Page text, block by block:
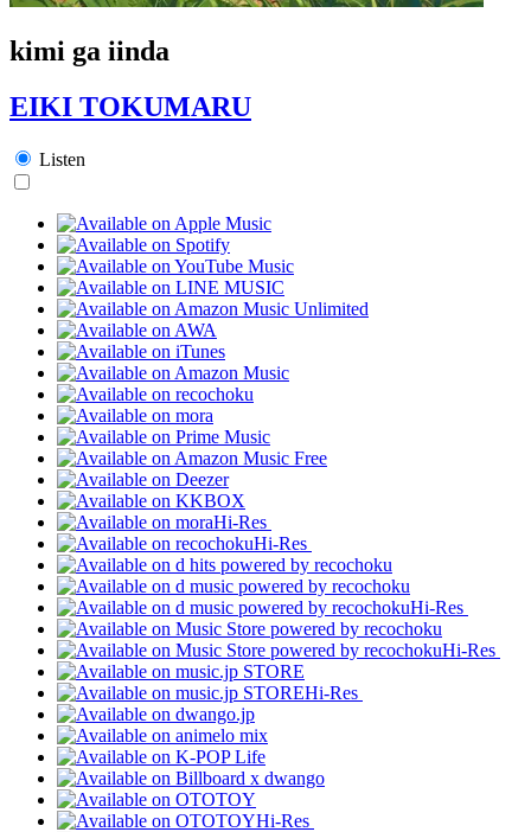
kimi ga iinda
EIKI TOKUMARU
Listen
Hi-Res
Hi-Res
Hi-Res
Hi-Res
Hi-Res
Hi-Res